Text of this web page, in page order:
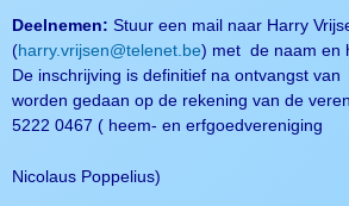
Deelnemen: Stuur een mail naar Harry
(harry.vrijsen@telenet.be) met de naam en
De inschrijving is definitief na ontvangst
worden gedaan op de rekening van de
5222 0467 ( heem- en erfgoedvereniging
Nicolaus Poppelius)